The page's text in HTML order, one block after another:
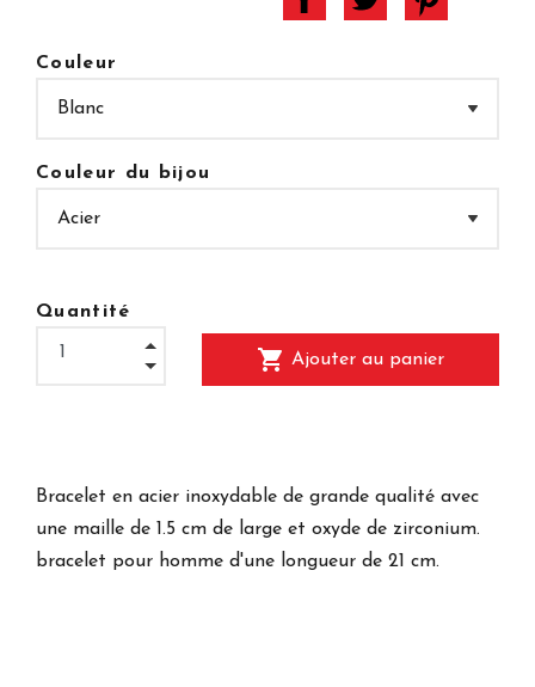
Couleur
Couleur du bijou
Quantité
shopping_cart Ajouter au panier
Bracelet en acier inoxydable de grande qualité avec
une maille de 1.5 cm de large et oxyde de zirconium.
bracelet pour homme d'une longueur de 21 cm.